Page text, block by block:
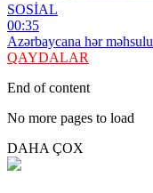
SOSİAL
00:35
Azərbaycana hər
QAYDALAR
End of content
No more pages to load
DAHA ÇOX